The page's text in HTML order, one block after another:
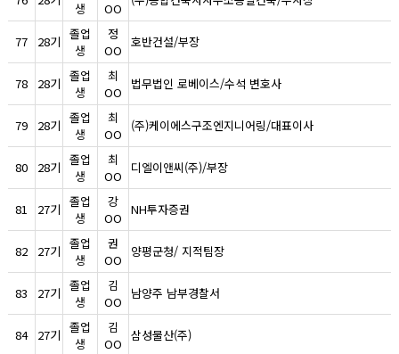
생
OO
77 28기 졸업
생
정
OO
호반건설/부장
78 28기 졸업
생
최
OO
법무법인 로베이스/수석 변호사
79 28기 졸업
생
최
OO
(주)케이에스구조엔지니어링/대표이사
80 28기 졸업
생
최
OO
디엘이앤씨(주)/부장
81 27기 졸업
생
강
OO
NH투자증권
82 27기 졸업
생
권
OO
양평군청/ 지적팀장
83 27기 졸업
생
김
OO
남양주 남부경찰서
84 27기 졸업
생
김
OO
삼성물산(주)